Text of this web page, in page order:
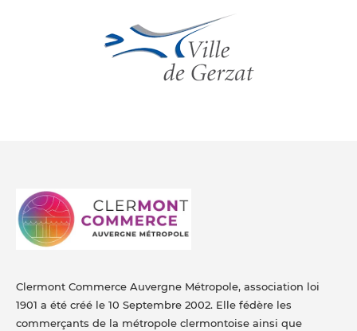
Clermont Commerce Auvergne Métropole, association loi
1901 a été créé le 10 Septembre 2002. Elle fédère les
commerçants de la métropole clermontoise ainsi que